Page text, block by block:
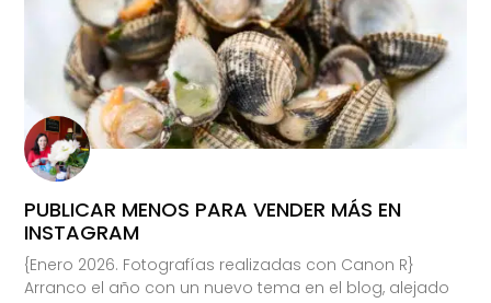
PUBLICAR MENOS PARA VENDER MÁS EN
INSTAGRAM
{Enero 2026. Fotografías realizadas con Canon R}
Arranco el año con un nuevo tema en el blog, alejado